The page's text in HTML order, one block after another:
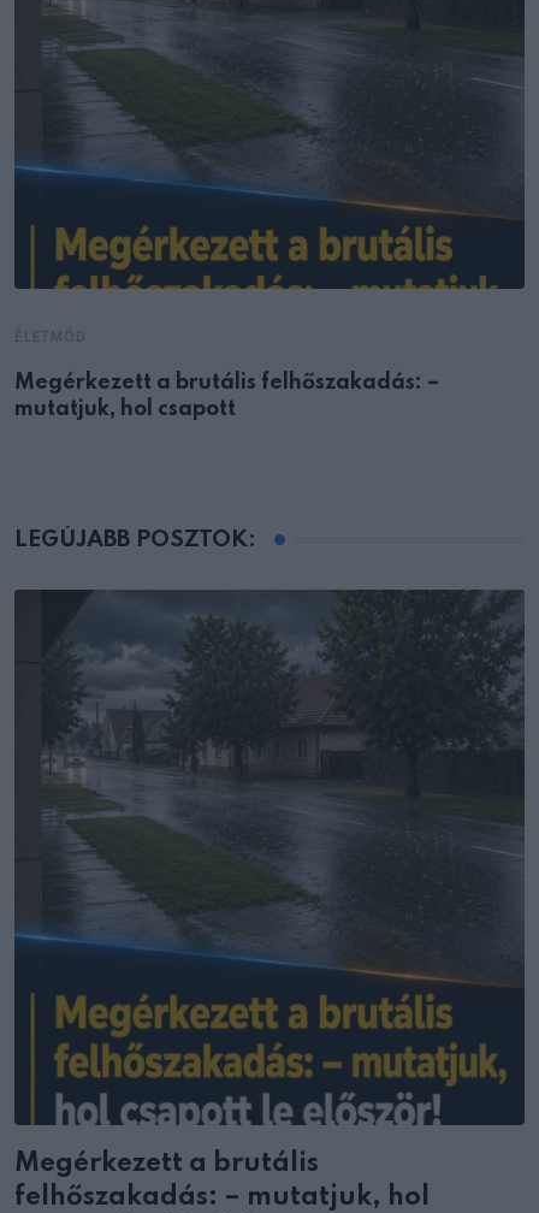
Megérkezett a brutális felhőszakadás: –
mutatjuk, hol csapott
LEGÚJABB POSZTOK:
Megérkezett a brutális
felhőszakadás: – mutatjuk, hol